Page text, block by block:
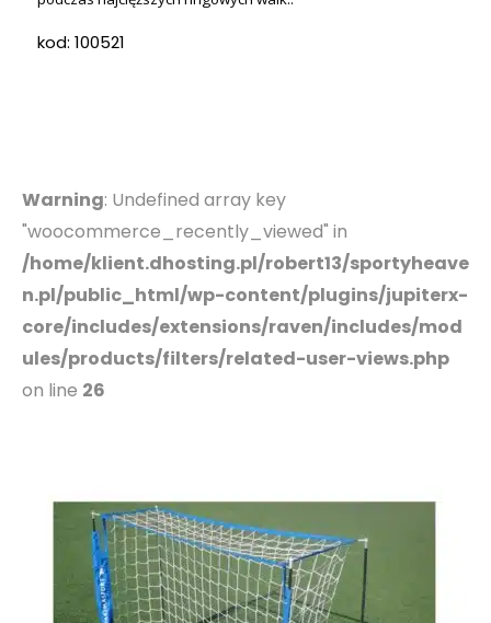
kod: 100521
Warning: Undefined array key
"woocommerce_recently_viewed" in
/home/klient.dhosting.pl/robert13/sportyheave
n.pl/public_html/wp-content/plugins/jupiterx-
core/includes/extensions/raven/includes/mod
ules/products/filters/related-user-views.php
on line 26